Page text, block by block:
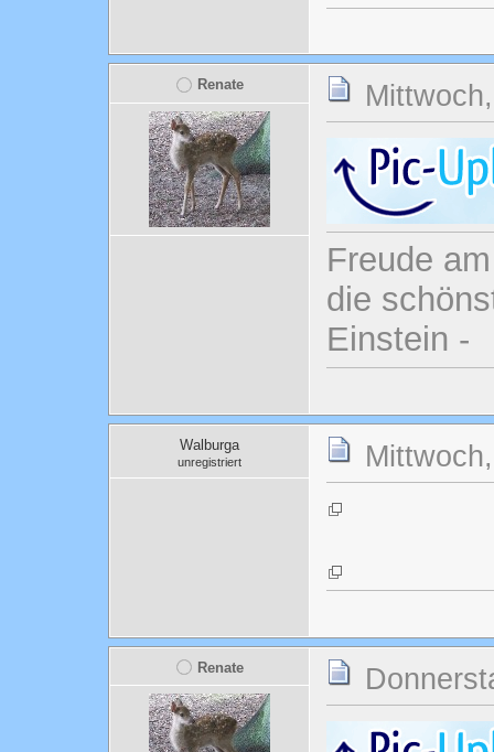
Renate
Freude
die
Einstein -
Walburga
unregistriert
Renate